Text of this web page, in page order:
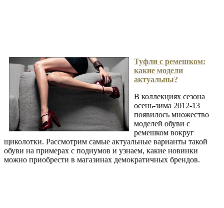
Туфли с ремешком:
какие модели
актуальны?
В коллекциях сезона
осень-зима 2012-13
появилось множество
моделей обуви с
ремешком вокруг
щиколотки. Рассмотрим самые актуальные варианты такой
обуви на примерах с подиумов и узнаем, какие новинки
можно приобрести в магазинах демократичных брендов.